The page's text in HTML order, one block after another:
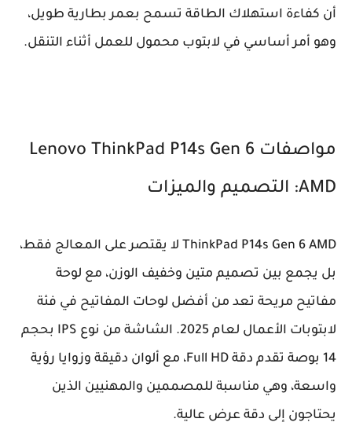
أن كفاءة استهلاك الطاقة تسمح بعمر بطارية طويل،
وهو أمر أساسي في لابتوب محمول للعمل أثناء التنقل.
مواصفات Lenovo ThinkPad P14s Gen 6
AMD: التصميم والميزات
ThinkPad P14s Gen 6 AMD لا يقتصر على المعالج فقط،
بل يجمع بين تصميم متين وخفيف الوزن، مع لوحة
مفاتيح مريحة تعد من أفضل لوحات المفاتيح في فئة
لابتوبات الأعمال لعام 2025. الشاشة من نوع IPS بحجم
14 بوصة تقدم دقة Full HD، مع ألوان دقيقة وزوايا رؤية
واسعة، وهي مناسبة للمصممين والمهنيين الذين
يحتاجون إلى دقة عرض عالية.